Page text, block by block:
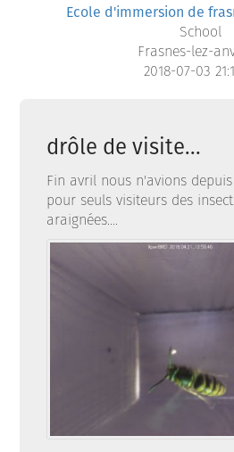
Ecole d'immersion de
School
Frasnes-lez-
2018-07-03
drôle de visite...
Fin avril nous n'avions
pour seuls visiteurs des
araignées....